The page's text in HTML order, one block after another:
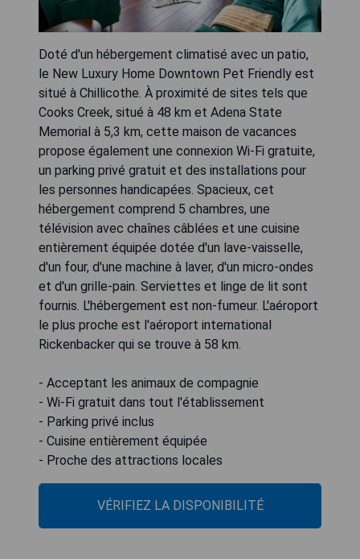
Doté d'un hébergement climatisé avec un patio,
le New Luxury Home Downtown Pet Friendly est
situé à Chillicothe. À proximité de sites tels que
Cooks Creek, situé à 48 km et Adena State
Memorial à 5,3 km, cette maison de vacances
propose également une connexion Wi-Fi gratuite,
un parking privé gratuit et des installations pour
les personnes handicapées. Spacieux, cet
hébergement comprend 5 chambres, une
télévision avec chaînes câblées et une cuisine
entièrement équipée dotée d'un lave-vaisselle,
d'un four, d'une machine à laver, d'un micro-ondes
et d'un grille-pain. Serviettes et linge de lit sont
fournis. L'hébergement est non-fumeur. L'aéroport
le plus proche est l'aéroport international
Rickenbacker qui se trouve à 58 km.
- Acceptant les animaux de compagnie
- Wi-Fi gratuit dans tout l'établissement
- Parking privé inclus
- Cuisine entièrement équipée
- Proche des attractions locales
VÉRIFIEZ LA DISPONIBILITÉ